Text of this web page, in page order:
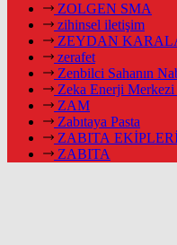
ZOLGEN SMA
zihinsel iletişim
ZEYDAN
zerafet
Zenbilci Sahanın
Zeka Enerji Merkezi
ZAM
Zabıtaya Pasta
ZABITA
ZABITA